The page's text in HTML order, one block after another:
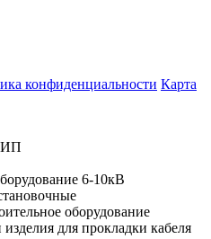
конфиденциальности Карта
6-10кВ
оборудование
для прокладки кабеля